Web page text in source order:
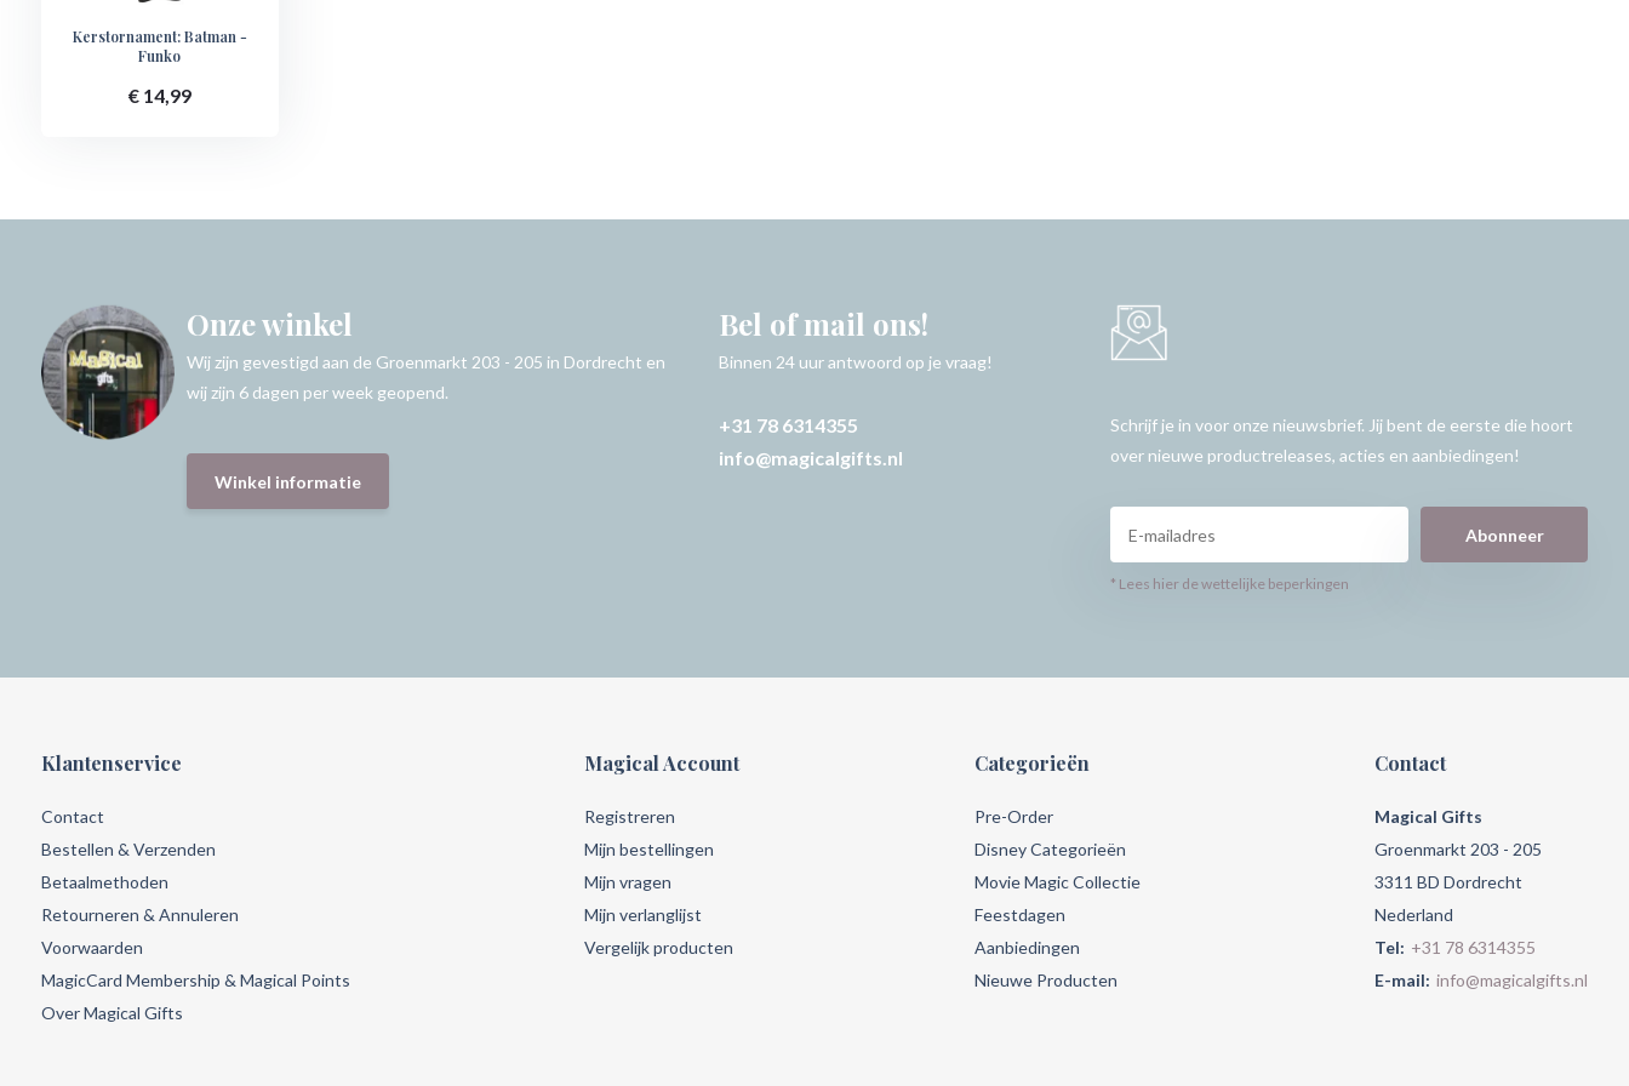
Kerstornament: Batman -
Funko
€ 14,99
Onze winkel
Wij zijn gevestigd aan de Groenmarkt 203 - 205 in Dordrecht en
wij zijn 6 dagen per week geopend.
Winkel informatie
Bel of mail ons!
Binnen 24 uur antwoord op je vraag!
+31 78 6314355
info@magicalgifts.nl
Schrijf je in voor onze nieuwsbrief. Jij bent de eerste die hoort
over nieuwe productreleases, acties en aanbiedingen!
Abonneer
* Lees hier de wettelijke beperkingen
Klantenservice
Contact
Bestellen & Verzenden
Betaalmethoden
Retourneren & Annuleren
Voorwaarden
MagicCard Membership & Magical Points
Over Magical Gifts
Magical Account
Registreren
Mijn bestellingen
Mijn vragen
Mijn verlanglijst
Vergelijk producten
Categorieën
Pre-Order
Disney Categorieën
Movie Magic Collectie
Feestdagen
Aanbiedingen
Nieuwe Producten
Contact
Magical Gifts
Groenmarkt 203 - 205
3311 BD Dordrecht
Nederland
Tel: +31 78 6314355
E-mail: info@magicalgifts.nl